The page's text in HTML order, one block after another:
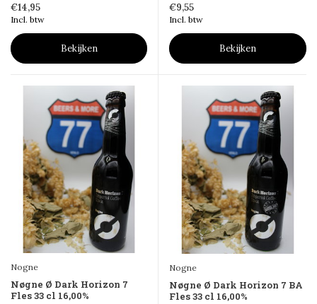
€14,95
Incl. btw
Bekijken
€9,55
Incl. btw
Bekijken
Nogne
Nøgne Ø Dark Horizon 7
Fles 33 cl 16,00%
Nogne
Nøgne Ø Dark Horizon 7 BA
Fles 33 cl 16,00%